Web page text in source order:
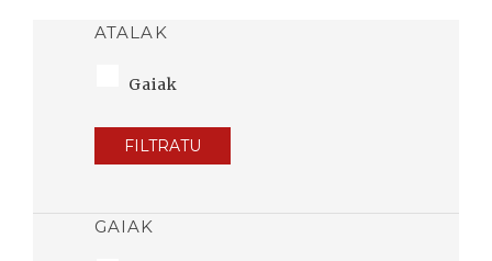
ATALAK
Gaiak
FILTRATU
GAIAK